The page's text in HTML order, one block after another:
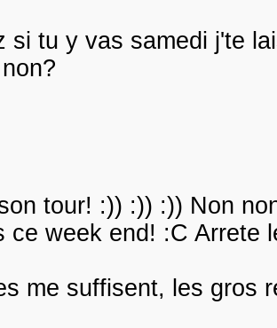
si tu y vas samedi j'te
tour! :)) :)) :)) Non
ce week end! :C Arrete
me suffisent, les gros